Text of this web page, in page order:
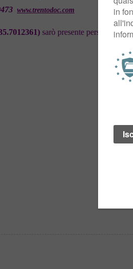
www.trentodoc.com
sarò presente